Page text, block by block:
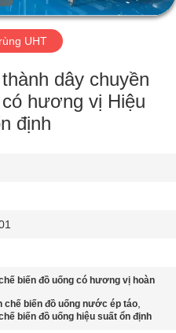
UHT
dây chuyền
hương vị Hiệu
định
biến đồ uống có hương vị hoàn
chế biến đồ uống nước ép táo,
biến đồ uống hiệu suất ổn định